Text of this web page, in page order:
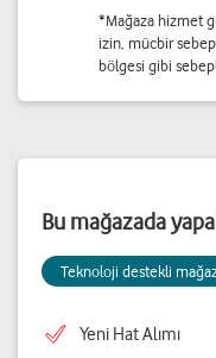
*Mağaza hizmet
izin, mücbir
bölgesi gibi
Bu mağazada
Teknoloji destekli
Yeni Hat Alımı